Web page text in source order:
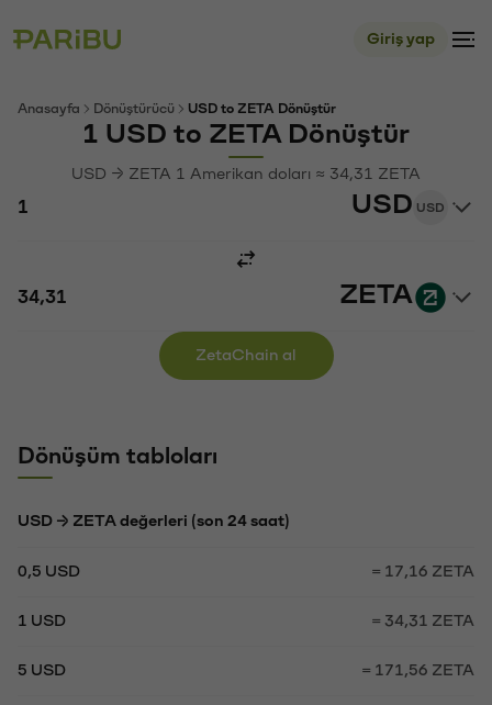
Giriş yap
Anasayfa Dönüştürücü USD to ZETA Dönüştür
1 USD to ZETA Dönüştür
USD → ZETA 1 Amerikan doları ≈ 34,31 ZETA
USD USD
ZETA
ZetaChain al
Dönüşüm tabloları
USD → ZETA değerleri (son 24 saat)
0,5 USD = 17,16 ZETA
1 USD = 34,31 ZETA
5 USD = 171,56 ZETA